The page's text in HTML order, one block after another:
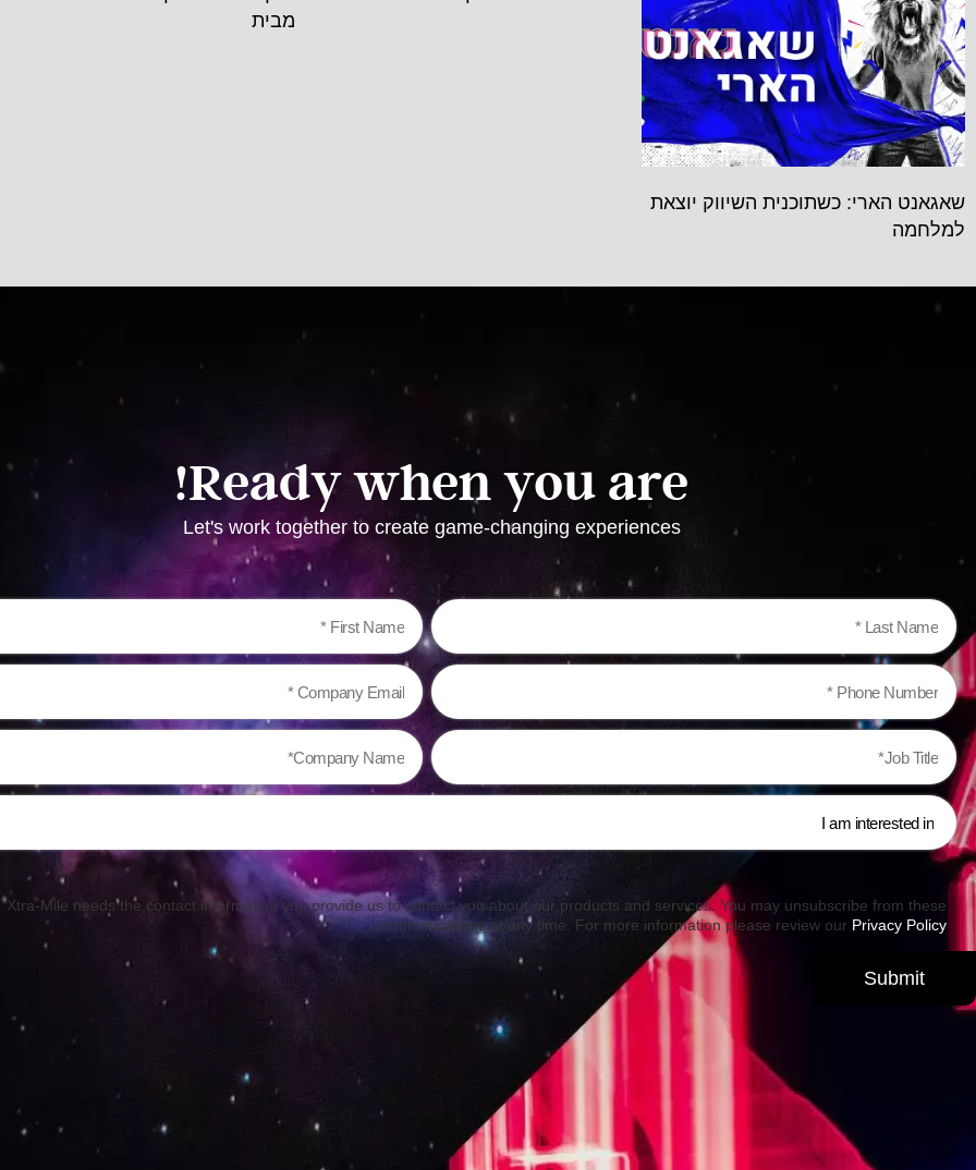
שאגאנט הארי: כשתוכנית השיווק יוצאת
למלחמה
מבית
Ready when you are!
Let's work together to create game-changing experiences
Xtra-Mile needs the contact information you provide us to contact you about our products and services. You may unsubscribe from these
communications at any time. For more information please review our Privacy Policy
.